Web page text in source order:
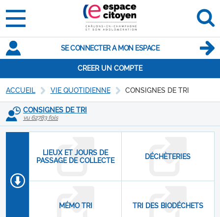
SE CONNECTER A MON ESPACE
CREER UN COMPTE
ACCUEIL VIE QUOTIDIENNE CONSIGNES DE TRI
CONSIGNES DE TRI
vu 62783 fois
LIEUX ET JOURS DE
PASSAGE DE COLLECTE
DÉCHÈTERIES
MÉMO TRI TRI DES BIODÉCHETS